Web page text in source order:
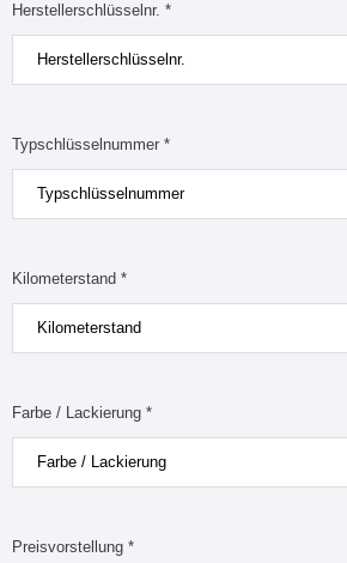
Herstellerschlüsselnr. *
Typschlüsselnummer *
Kilometerstand *
Farbe / Lackierung *
Preisvorstellung *